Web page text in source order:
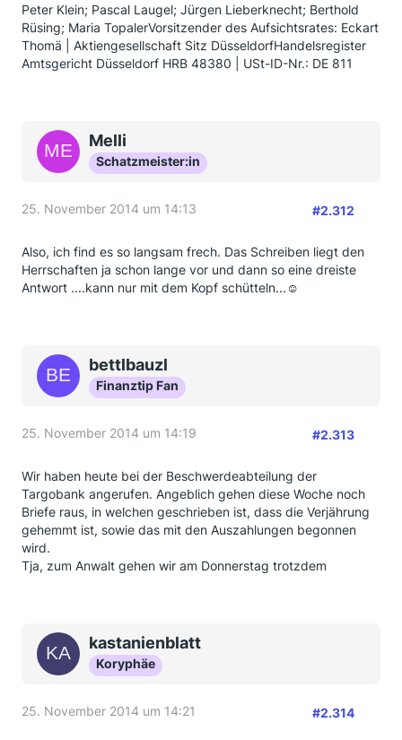
Peter Klein; Pascal Laugel; Jürgen Lieberknecht; Berthold
Rüsing; Maria TopalerVorsitzender des Aufsichtsrates: Eckart
Thomä | Aktiengesellschaft Sitz DüsseldorfHandelsregister
Amtsgericht Düsseldorf HRB 48380 | USt-ID-Nr.: DE 811
Melli
Schatzmeister:in
25. November 2014 um 14:13 #2.312
Also, ich find es so langsam frech. Das Schreiben liegt den
Herrschaften ja schon lange vor und dann so eine dreiste
Antwort ....kann nur mit dem Kopf schütteln...☺️
bettlbauzl
Finanztip Fan
25. November 2014 um 14:19 #2.313
Wir haben heute bei der Beschwerdeabteilung der
Targobank angerufen. Angeblich gehen diese Woche noch
Briefe raus, in welchen geschrieben ist, dass die Verjährung
gehemmt ist, sowie das mit den Auszahlungen begonnen
wird.
Tja, zum Anwalt gehen wir am Donnerstag trotzdem
kastanienblatt
Koryphäe
25. November 2014 um 14:21 #2.314